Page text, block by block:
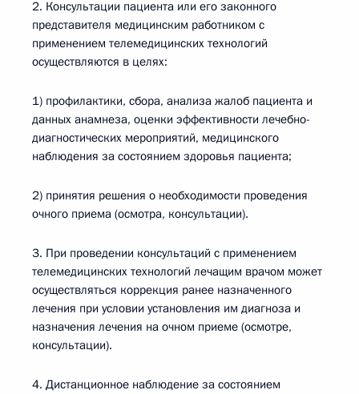
2. Консультации пациента или его законного
представителя медицинским работником с
применением телемедицинских технологий
осуществляются в целях:
1) профилактики, сбора, анализа жалоб пациента и
данных анамнеза, оценки эффективности лечебно-
диагностических мероприятий, медицинского
наблюдения за состоянием здоровья пациента;
2) принятия решения о необходимости проведения
очного приема (осмотра, консультации).
3. При проведении консультаций с применением
телемедицинских технологий лечащим врачом может
осуществляться коррекция ранее назначенного
лечения при условии установления им диагноза и
назначения лечения на очном приеме (осмотре,
консультации).
4. Дистанционное наблюдение за состоянием